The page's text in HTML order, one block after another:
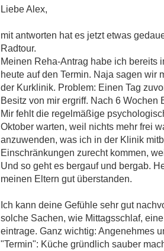
Liebe Alex,
mit antworten hat es jetzt etwas
Radtour.
Meinen Reha-Antrag habe ich bereits
heute auf den Termin. Naja sagen wir
der Kurklinik. Problem: Einen Tag
Besitz von mir ergriff. Nach 6
Mir fehlt die regelmäßige
Oktober warten, weil nichts mehr frei
anzuwenden, was ich in der Klinik
Einschränkungen zurecht kommen,
Und so geht es bergauf und bergab.
meinen Eltern gut überstanden.
Ich kann deine Gefühle sehr gut
solche Sachen, wie Mittagsschlaf,
eintrage. Ganz wichtig: Angenehmes
"Termin": Küche gründlich sauber